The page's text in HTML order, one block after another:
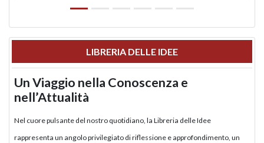
LIBRERIA DELLE IDEE
Un Viaggio nella Conoscenza e
nell’Attualità
Nel cuore pulsante del nostro quotidiano, la Libreria delle Idee
rappresenta un angolo privilegiato di riflessione e approfondimento, un